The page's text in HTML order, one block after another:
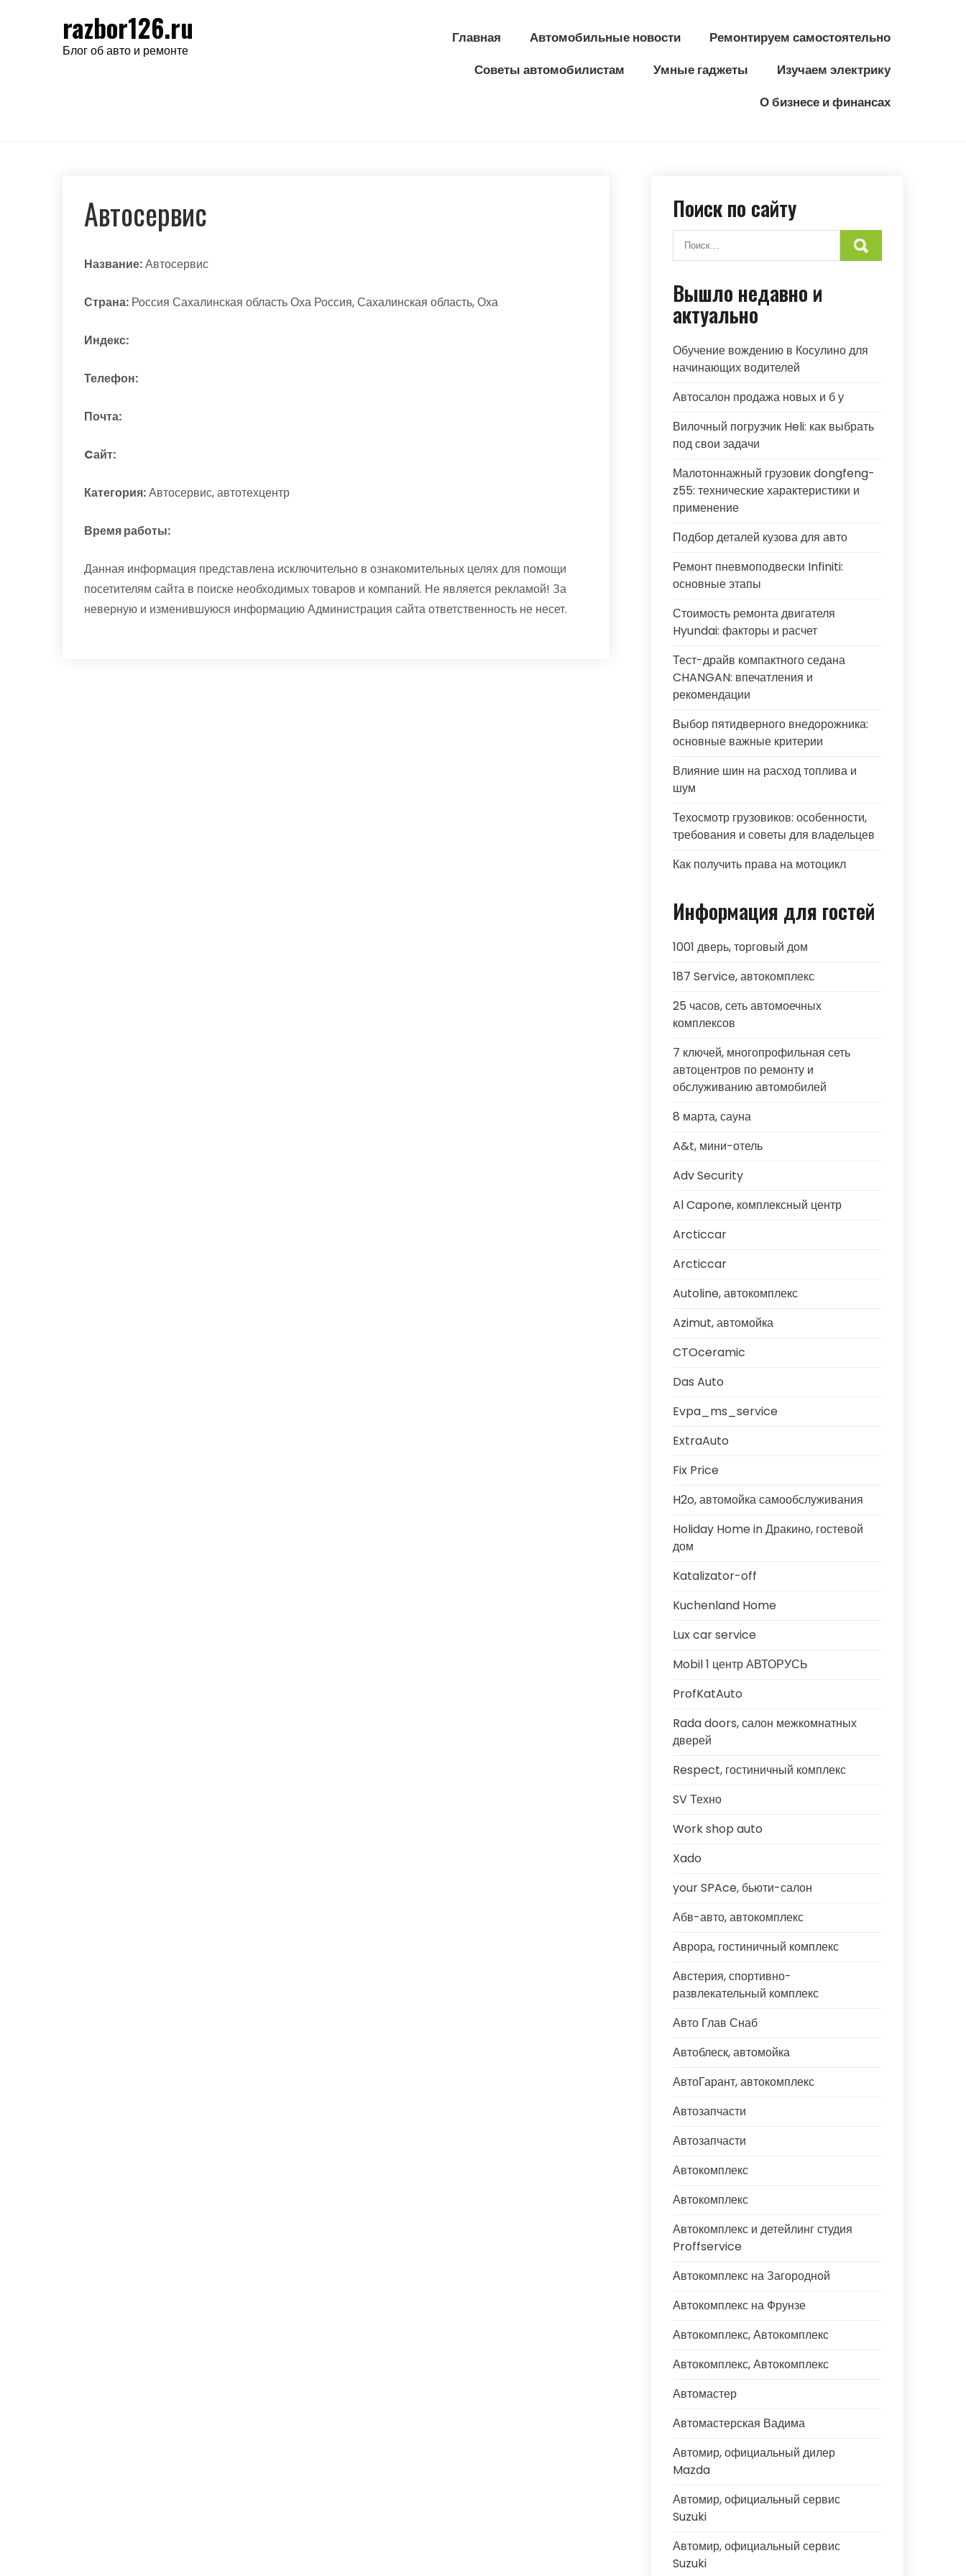
содержимому
razbor126.ru
Блог об авто и ремонте
Главная Автомобильные новости
Ремонтируем самостоятельно
Советы автомобилистам
Умные гаджеты
Изучаем электрику
О бизнесе и финансах
Автосервис
Название:Автосервис
Страна: Россия Сахалинская область Оха Россия, Сахалинская область, Оха
Индекс:
Телефон:
Почта:
Cайт:
Категория:Автосервис, автотехцентр
Время работы:
Данная информация представлена исключительно в ознакомительных целях для помощи
посетителям сайта в поиске необходимых товаров и компаний. Не является рекламой! За
неверную и изменившуюся информацию Администрация сайта ответственность не несет.
Поиск по сайту
Вышло недавно и
актуально
Обучение вождению в Косулино для
начинающих водителей
Автосалон продажа новых и б у
Вилочный погрузчик Heli: как выбрать
под свои задачи
Малотоннажный грузовик dongfeng-
z55: технические характеристики и
применение
Подбор деталей кузова для авто
Ремонт пневмоподвески Infiniti:
основные этапы
Стоимость ремонта двигателя
Hyundai: факторы и расчет
Тест-драйв компактного седана
CHANGAN: впечатления и
рекомендации
Выбор пятидверного внедорожника:
основные важные критерии
Влияние шин на расход топлива и
шум
Техосмотр грузовиков: особенности,
требования и советы для владельцев
Как получить права на мотоцикл
Информация для гостей
1001 дверь, торговый дом
187 Service, автокомплекс
25 часов, сеть автомоечных
комплексов
7 ключей, многопрофильная сеть
автоцентров по ремонту и
обслуживанию автомобилей
8 марта, сауна
A&t, мини-отель
Adv Security
Al Capone, комплексный центр
Arcticcar
Arcticcar
Autoline, автокомплекс
Azimut, автомойка
CTOceramic
Das Auto
Evpa_ms_service
ExtraAuto
Fix Price
H2o, автомойка самообслуживания
Holiday Home in Дракино, гостевой
дом
Katalizator-off
Kuchenland Home
Lux car service
Mobil 1 центр АВТОРУСЬ
ProfKatAuto
Rada doors, салон межкомнатных
дверей
Respect, гостиничный комплекс
SV Техно
Work shop auto
Xado
your SPAce, бьюти-салон
Абв-авто, автокомплекс
Аврора, гостиничный комплекс
Австерия, спортивно-
развлекательный комплекс
Авто Глав Снаб
Автоблеск, автомойка
АвтоГарант, автокомплекс
Автозапчасти
Автозапчасти
Автокомплекс
Автокомплекс
Автокомплекс и детейлинг студия
Proffservice
Автокомплекс на Загородной
Автокомплекс на Фрунзе
Автокомплекс, Автокомплекс
Автокомплекс, Автокомплекс
Автомастер
Автомастерская Вадима
Автомир, официальный дилер
Mazda
Автомир, официальный сервис
Suzuki
Автомир, официальный сервис
Suzuki